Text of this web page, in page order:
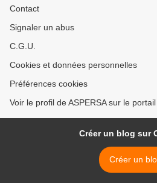
Contact
Signaler un abus
C.G.U.
Cookies et données personnelles
Préférences cookies
Voir le profil de ASPERSA sur le
Créer un blog sur
Créer un